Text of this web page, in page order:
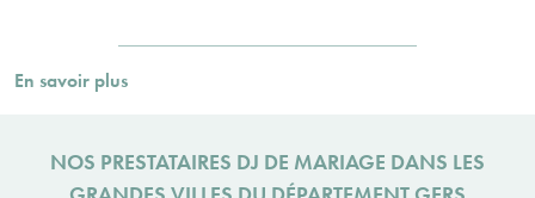
En savoir plus
NOS PRESTATAIRES DJ DE MARIAGE DANS LES